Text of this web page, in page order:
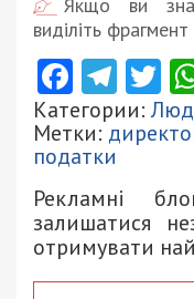
Якщо ви
виділіть
Категории:
Метки:
податки
Рекламні
залишатися
отримувати